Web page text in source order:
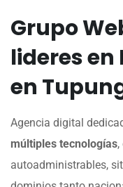
Grupo
lideres en
en
Agencia digital
múltiples tecnologías
autoadministrables,